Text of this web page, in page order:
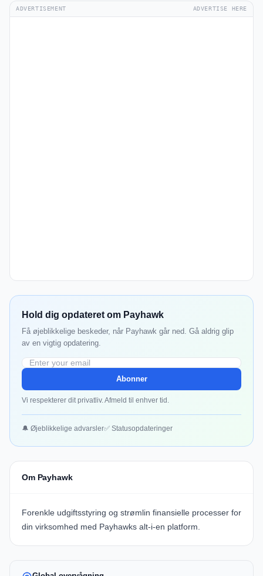
ADVERTISEMENT ADVERTISE HERE
Hold dig opdateret om Payhawk
Få øjeblikkelige beskeder, når Payhawk går ned. Gå aldrig glip
av en vigtig opdatering.
Abonner
Vi respekterer dit privatliv. Afmeld til enhver tid.
🔔 Øjeblikkelige advarsler✅ Statusopdateringer
Om Payhawk
Forenkle udgiftsstyring og strømlin finansielle processer for
din virksomhed med Payhawks alt-i-en platform.